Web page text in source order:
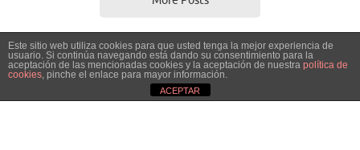
http://www.amigosdelantiguoegipto.com
Creado con
Este sitio web utiliza cookies para que usted tenga la mejor experiencia de
usuario. Si continúa navegando está dando su consentimiento para la
aceptación de las mencionadas cookies y la aceptación de nuestra política de
cookies, pinche el enlace para mayor información.
ACEPTAR